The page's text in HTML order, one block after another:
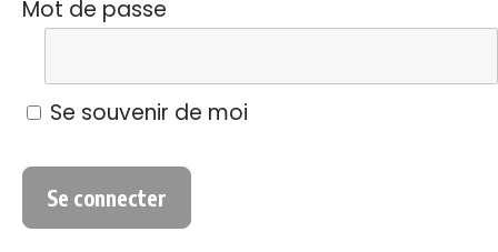
Mot de passe
Se souvenir de moi